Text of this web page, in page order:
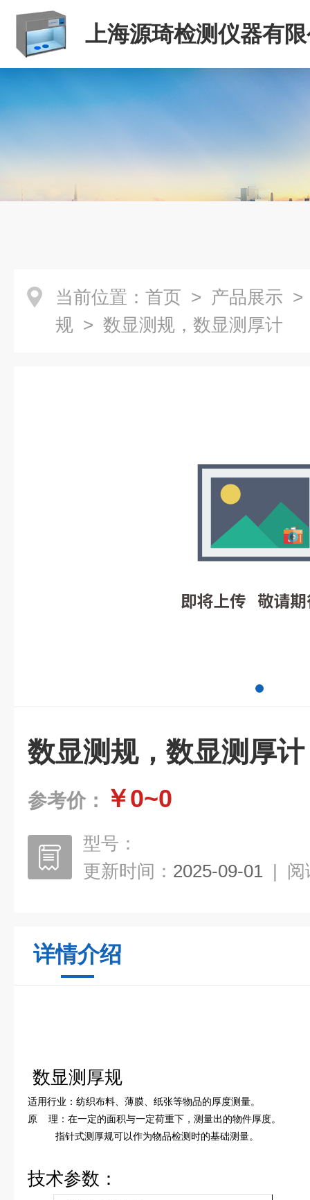
上海源琦检测仪器有
当前位置： 首页 > 产品展示
规 > 数显测规，数显测厚计
数显测规，数显测厚计
参考价： ￥0~0
型号：
更新时间： 2025-09-01 | 阅
详情介绍
数显测厚规
适用行业：纺织布料、薄膜、纸张等物品的厚度测量。
原 理：在一定的面积与一定荷重下，测量出的物件厚度。
指针式测厚规可以作为物品检测时的基础测量。
技术参数：